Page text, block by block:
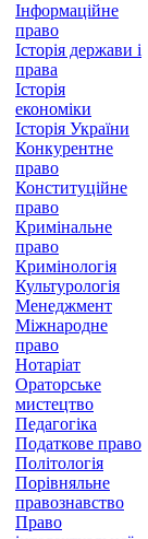
Інформаційне
право
Історія держави і
права
Історія
економіки
Історія України
Конкурентне
право
Конституційне
право
Кримінальне
право
Кримінологія
Культурологія
Менеджмент
Міжнародне
право
Нотаріат
Ораторське
мистецтво
Педагогіка
Податкове право
Політологія
Порівняльне
правознавство
Право